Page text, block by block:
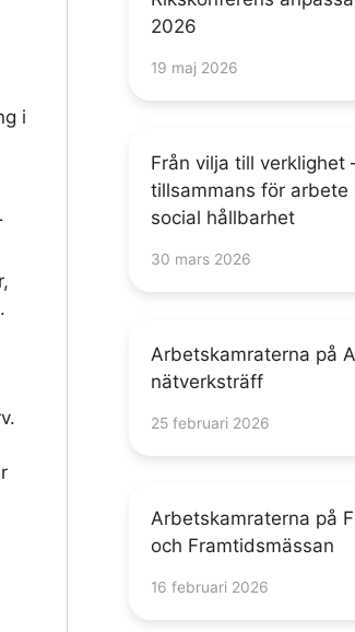
i
2026
19 maj 2026
Från vilja till verklighet
tillsammans för arbete
social hållbarhet
30 mars 2026
Arbetskamraterna på
nätverksträff
25 februari 2026
Arbetskamraterna på
och Framtidsmässan
16 februari 2026